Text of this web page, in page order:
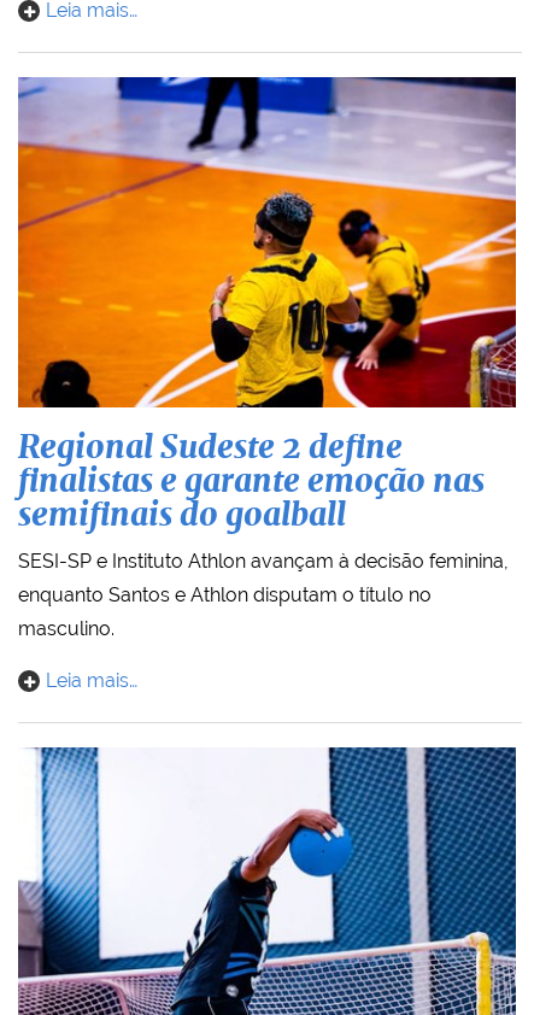
Leia mais…
Regional Sudeste 2 define
finalistas e garante emoção nas
semifinais do goalball
SESI-SP e Instituto Athlon avançam à decisão feminina,
enquanto Santos e Athlon disputam o título no
masculino.
Leia mais…